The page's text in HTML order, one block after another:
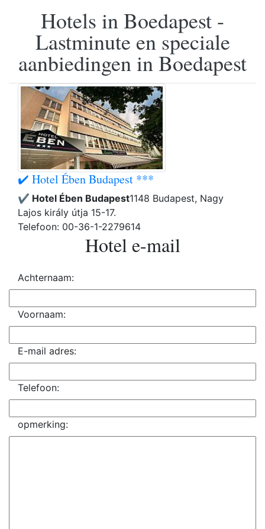
Hotels in Boedapest -
Lastminute en speciale
aanbiedingen in Boedapest
✔️ Hotel Ében Budapest ***
✔️ Hotel Ében Budapest1148 Budapest, Nagy
Lajos király útja 15-17.
Telefoon: 00-36-1-2279614
Hotel e-mail
Achternaam:
Voornaam:
E-mail adres:
Telefoon:
opmerking: